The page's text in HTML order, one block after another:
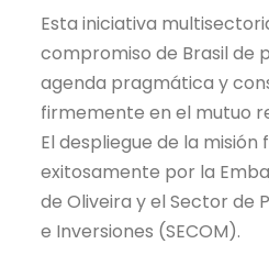
Esta iniciativa
compromiso de Brasil de
agenda pragmática y
firmemente en el mutuo
El despliegue de la misión
exitosamente por la
de Oliveira y el Sector de
e Inversiones (SECOM).